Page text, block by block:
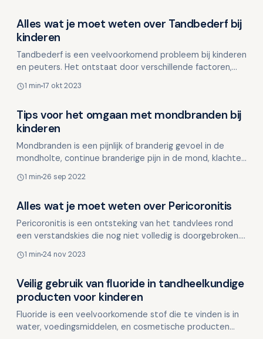
Overig nieuws
Alles wat je moet weten over Tandbederf bij
kinderen
Tandbederf is een veelvoorkomend probleem bij kinderen
en peuters. Het ontstaat door verschillende factoren,
1 min 17 okt 2023
Overig nieuws
Tips voor het omgaan met mondbranden bij
kinderen
Mondbranden is een pijnlijk of branderig gevoel in de
mondholte, continue branderige pijn in de mond, klachten
1 min 26 sep 2022
Alles wat je moet weten over Pericoronitis
Pericoronitis is een ontsteking van het tandvlees rond
een verstandskies die nog niet volledig is doorgebroken.
1 min 24 nov 2023
Overig nieuws
Veilig gebruik van fluoride in tandheelkundige
producten voor kinderen
Fluoride is een veelvoorkomende stof die te vinden is in
water, voedingsmiddelen, en cosmetische producten